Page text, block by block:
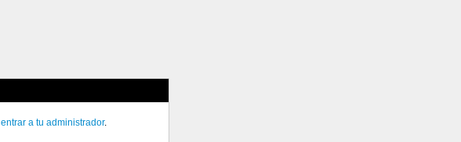
entrar a tu administrador.